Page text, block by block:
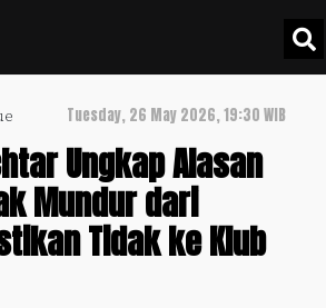
Tuesday, 26 May 2026, 19:30 WIB
Ungkap Alasan
Mundur dari
Tidak ke Klub